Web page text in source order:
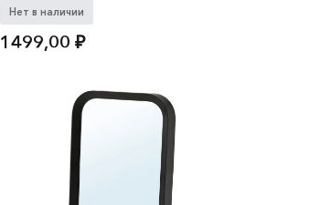
Нет в наличии
1499,00₽